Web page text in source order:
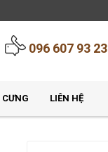
096 607 93 23
LIÊN HỆ